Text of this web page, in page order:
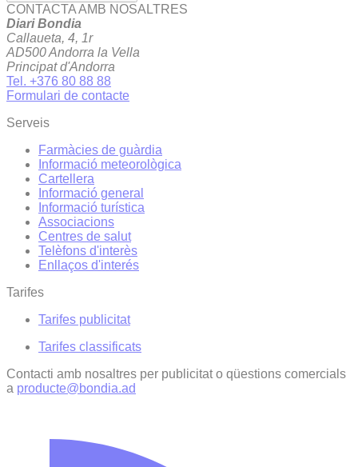
CONTACTA AMB NOSALTRES
Diari Bondia
Callaueta, 4, 1r
AD500 Andorra la Vella
Principat d'Andorra
Tel. +376 80 88 88
Formulari de contacte
Serveis
Farmàcies de guàrdia
Informació meteorològica
Cartellera
Informació general
Informació turística
Associacions
Centres de salut
Telèfons d'interès
Enllaços d'interés
Tarifes
Tarifes publicitat
Tarifes classificats
Contacti amb nosaltres per publicitat o qüestions comercials
a producte@bondia.ad